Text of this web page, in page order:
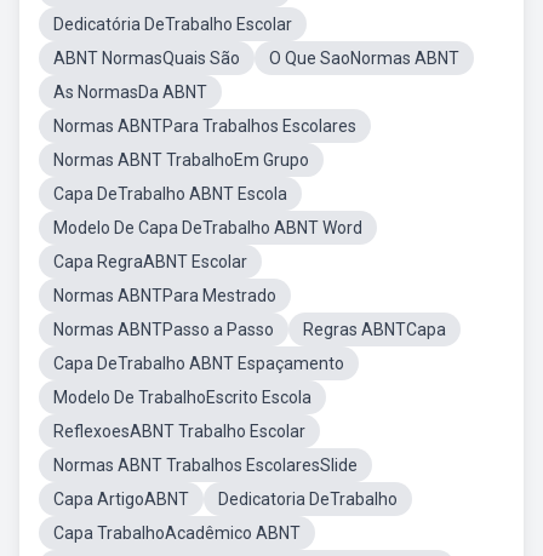
Dedicatória DeTrabalho Escolar
ABNT NormasQuais São
O Que SaoNormas ABNT
As NormasDa ABNT
Normas ABNTPara Trabalhos Escolares
Normas ABNT TrabalhoEm Grupo
Capa DeTrabalho ABNT Escola
Modelo De Capa DeTrabalho ABNT Word
Capa RegraABNT Escolar
Normas ABNTPara Mestrado
Normas ABNTPasso a Passo
Regras ABNTCapa
Capa DeTrabalho ABNT Espaçamento
Modelo De TrabalhoEscrito Escola
ReflexoesABNT Trabalho Escolar
Normas ABNT Trabalhos EscolaresSlide
Capa ArtigoABNT
Dedicatoria DeTrabalho
Capa TrabalhoAcadêmico ABNT